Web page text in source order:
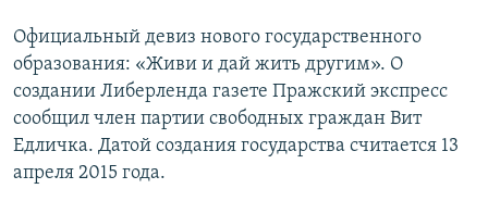
ПОБЕДИТЕЛЕЙ НЕ СУДЯТ?
КРЫМ.НЕПОКОРЕННЫЙ
ELIFBE
УКРАИНСКАЯ ПРОБЛЕМА КРЫМА
ПРИСОЕДИНЯЙТЕСЬ!
Все сайты RFE/RL
Официальный девиз нового государственного
образования: «Живи и дай жить другим». О
создании Либерленда газете Пражский экспресс
сообщил член партии свободных граждан Вит
Едличка. Датой создания государства считается 13
апреля 2015 года.